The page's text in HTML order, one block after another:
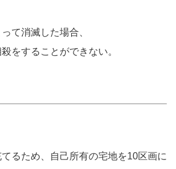
て消滅した場合、
をすることができない。
るため、自己所有の宅地を10区画に